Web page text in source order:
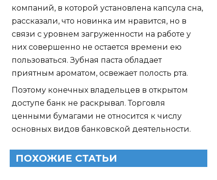
компаний, в которой установлена капсула сна,
рассказали, что новинка им нравится, но в
связи с уровнем загруженности на работе у
них совершенно не остается времени ею
пользоваться. Зубная паста обладает
приятным ароматом, освежает полость рта.
Поэтому конечных владельцев в открытом
доступе банк не раскрывал. Торговля
ценными бумагами не относится к числу
основных видов банковской деятельности.
ПОХОЖИЕ СТАТЬИ